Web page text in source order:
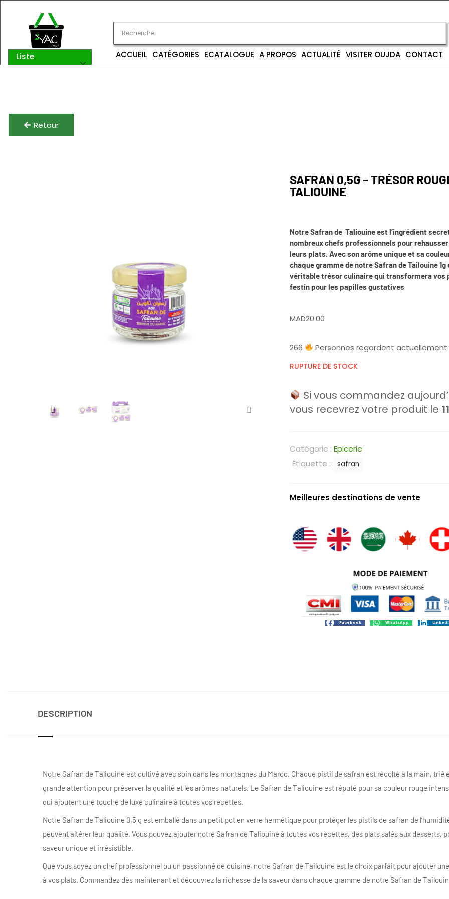
Liste
ACCUEIL CATÉGORIES ECATALOGUE A PROPOS ACTUALITÉ VISITER OUJDA CONTACT
Retour
SAFRAN 0,5G – TRÉSOR
TALIOUINE
Notre Safran de Taliouine est l’ingrédient
nombreux chefs professionnels pour
leurs plats. Avec son arôme unique et sa
chaque gramme de notre Safran de Tailouine 1g
véritable trésor culinaire qui transformera vos
festin pour les papilles gustatives
MAD20.00
266 Personnes regardent
RUPTURE DE STOCK
Si vous commandez
vous recevrez votre produit le
Catégorie : Epicerie
Étiquette :
safran
Meilleures destinations de vente
Facebook WhatsApp
DESCRIPTION
Notre Safran de Taliouine est cultivé avec soin dans les montagnes du Maroc. Chaque pistil de safran est récolté à la main, trié
grande attention pour préserver la qualité et les arômes naturels. Le Safran de Taliouine est réputé pour sa couleur rouge
qui ajoutent une touche de luxe culinaire à toutes vos recettes.
Notre Safran de Taliouine 0,5 g est emballé dans un petit pot en verre hermétique pour protéger les pistils de safran de
peuvent altérer leur qualité. Vous pouvez ajouter notre Safran de Taliouine à toutes vos recettes, des plats salés aux desserts,
saveur unique et irrésistible.
Que vous soyez un chef professionnel ou un passionné de cuisine, notre Safran de Tailouine est le choix parfait pour ajouter
à vos plats. Commandez dès maintenant et découvrez la richesse de la saveur dans chaque gramme de notre Safran de